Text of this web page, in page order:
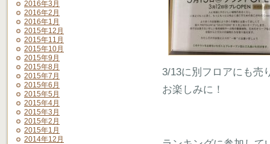
2016年3月
2016年2月
2016年1月
2015年12月
2015年11月
2015年10月
2015年9月
2015年8月
2015年7月
2015年6月
2015年5月
2015年4月
2015年3月
2015年2月
2015年1月
2014年12月
3/13に別フロアにも売
お楽しみに！